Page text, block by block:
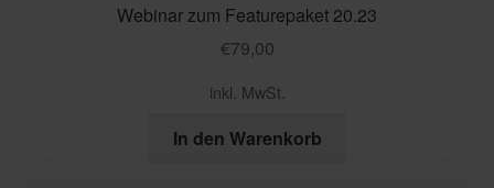
Webinar zum Featurepaket 20.23
€79,00
inkl. MwSt.
In den Warenkorb